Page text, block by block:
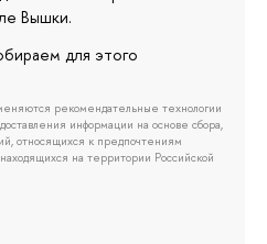
Вышки.
для этого
рекомендательные технологии
информации на основе сбора,
относящихся к предпочтениям
на территории Российской